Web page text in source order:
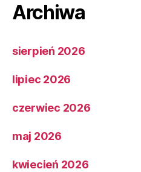
Archiwa
sierpień 2026
lipiec 2026
czerwiec 2026
maj 2026
kwiecień 2026